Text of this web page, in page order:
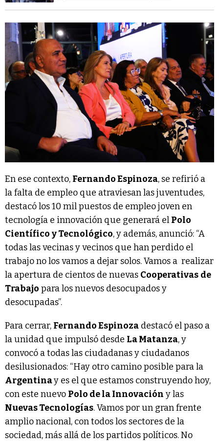
En ese contexto, Fernando Espinoza, se refirió a
la falta de empleo que atraviesan las juventudes,
destacó los 10 mil puestos de empleo joven en
tecnología e innovación que generará el Polo
Científico y Tecnológico, y además, anunció: “A
todas las vecinas y vecinos que han perdido el
trabajo no los vamos a dejar solos. Vamos a realizar
la apertura de cientos de nuevas Cooperativas de
Trabajo para los nuevos desocupados y
desocupadas”.
Para cerrar, Fernando Espinoza destacó el paso a
la unidad que impulsó desde La Matanza, y
convocó a todas las ciudadanas y ciudadanos
desilusionados: “Hay otro camino posible para la
Argentinay es el que estamos construyendo hoy,
con este nuevo Polo de la Innovación y las
Nuevas Tecnologías. Vamos por un gran frente
amplio nacional, con todos los sectores de la
sociedad, más allá de los partidos políticos. No